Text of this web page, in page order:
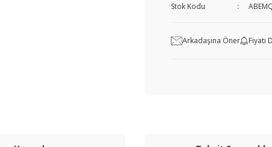
Stok Kodu
Arkadaşına Öner Fiyatı